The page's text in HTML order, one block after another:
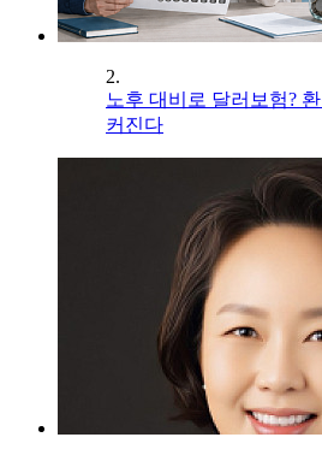
2.
노후 대비로 달러보험?
커진다